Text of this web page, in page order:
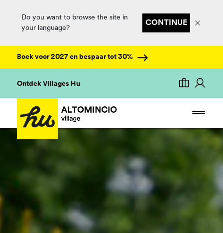
Do you want to browse the site in
your language?
CONTINUE
Boek voor 2027 en bespaar tot 30%
Ontdek Villages Hu